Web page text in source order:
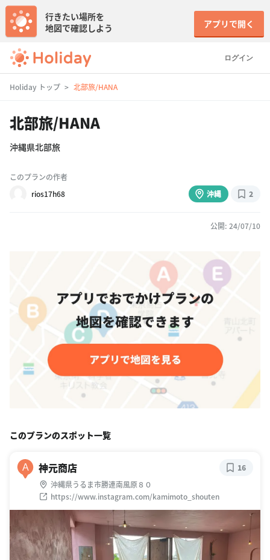
ログイン
行きたい場所を
地図で確認しよう
アプリで開く
Holiday トップ 北部旅/HANA
北部旅/HANA
沖縄県北部旅
このプランの作者
rios17h68
沖縄 2
公開: 24/07/10
このプランのスポット一覧
A 神元商店
沖縄県うるま市勝連南風原８０
https://www.instagram.com/kamimoto_shouten
16